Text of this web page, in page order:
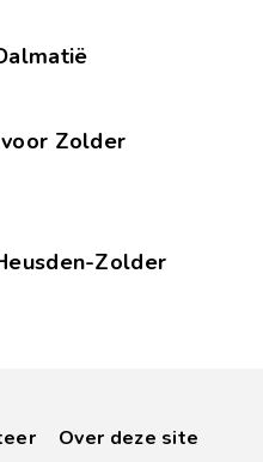
Zolder
Zolder
Over deze site